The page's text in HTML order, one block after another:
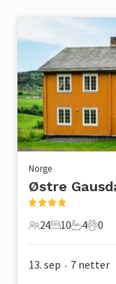
Norge
Østre
24 Gjester
24
10 Soverom
10
4 Bad
4
0
0
13. sep • 7 netter